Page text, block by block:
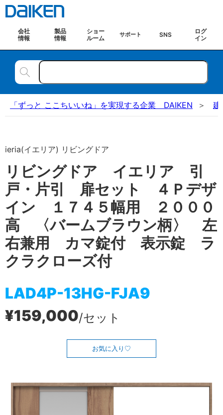
会社
情報
製品
情報
ショー
ルーム
サポート SNS
ログ
イン
「ずっと ここちいいね」を実現する企業 DAIKEN 建
ieria(イエリア) リビングドア
リビングドア イエリア 引
戸・片引 扉セット ４Ｐデザ
イン １７４５幅用 ２０００
高 〈バームブラウン柄〉 左
右兼用 カマ錠付 表示錠 ラ
クラクローズ付
LAD4P-13HG-FJA9
¥159,000/セット
お気に入り